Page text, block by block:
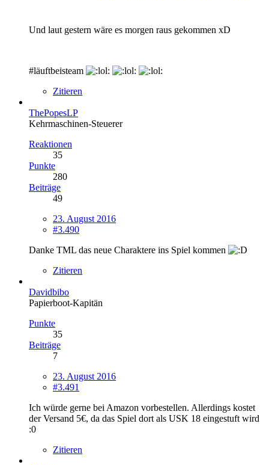
Und laut gestern wäre es morgen raus gekommen xD
#läuftbeisteam
Zitieren
ThePopesLP
Kehrmaschinen-Steuerer
Reaktionen
35
Punkte
280
Beiträge
49
23. August 2016
#3.490
Danke TML das neue Charaktere ins Spiel kommen
Zitieren
Davidbibo
Papierboot-Kapitän
Punkte
35
Beiträge
7
23. August 2016
#3.491
Ich würde gerne bei Amazon vorbestellen. Allerdings kostet
der Versand 5€, da das Spiel dort als USK 18 eingestuft wird
:0
Zitieren